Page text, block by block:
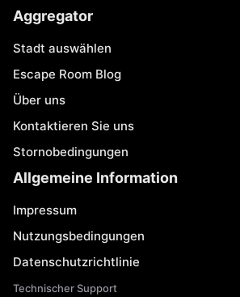
Aggregator
Stadt auswählen
Escape Room Blog
Über uns
Kontaktieren Sie uns
Stornobedingungen
Allgemeine Information
Impressum
Nutzungsbedingungen
Datenschutzrichtlinie
Technischer Support